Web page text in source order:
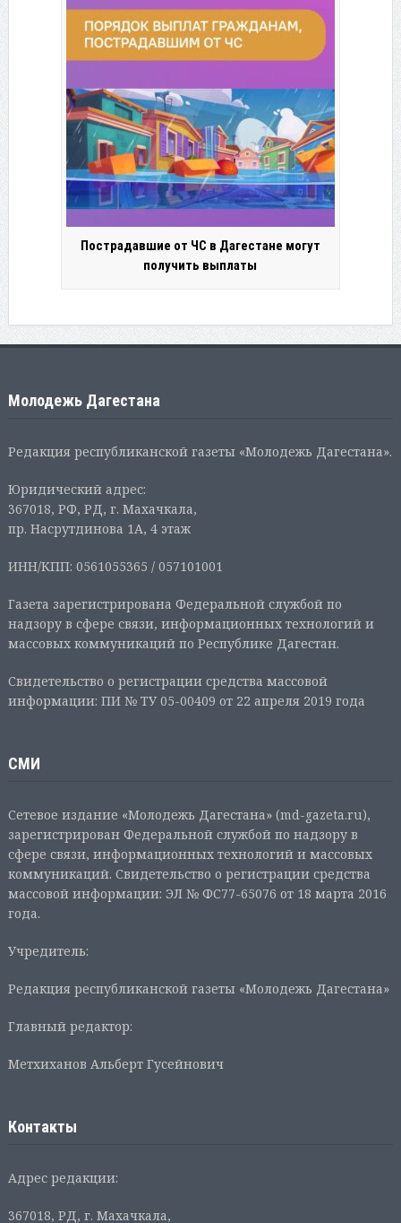
Пострадавшие от ЧС в Дагестане могут
получить выплаты
Молодежь Дагестана
Редакция республиканской газеты «Молодежь Дагестана».
Юридический адрес:
367018, РФ, РД, г. Махачкала,
пр. Насрутдинова 1А, 4 этаж
ИНН/КПП: 0561055365 / 057101001
Газета зарегистрирована Федеральной службой по
надзору в сфере связи, информационных технологий и
массовых коммуникаций по Республике Дагестан.
Свидетельство о регистрации средства массовой
информации: ПИ № ТУ 05-00409 от 22 апреля 2019 года
СМИ
Сетевое издание «Молодежь Дагестана» (md-gazeta.ru),
зарегистрирован Федеральной службой по надзору в
сфере связи, информационных технологий и массовых
коммуникаций. Свидетельство о регистрации средства
массовой информации: ЭЛ № ФС77-65076 от 18 марта 2016
года.
Учредитель:
Редакция республиканской газеты «Молодежь Дагестана»
Главный редактор:
Метхиханов Альберт Гусейнович
Контакты
Адрес редакции:
367018, РД, г. Махачкала,